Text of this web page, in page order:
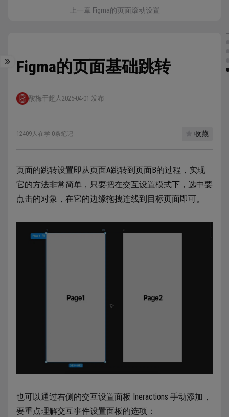
上一章 Figma的页面滚动设置
Figma的页面基础跳转
酸梅干超人 2025-04-01 发布
12409人在学·0条笔记 收藏
页面的跳转设置即从页面A跳转到页面B的过程，实现
它的方法非常简单，只要把在交互设置模式下，选中要
点击的对象，在它的边缘拖拽连线到目标页面即可。
也可以通过右侧的交互设置面板 Ineractions 手动添加，
要重点理解交互事件设置面板的选项：